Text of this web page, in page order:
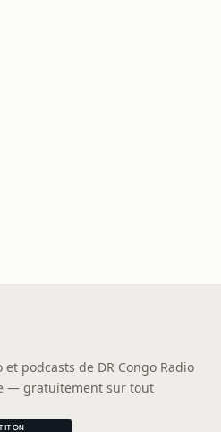
podcasts de DR Congo Radio
— gratuitement sur tout